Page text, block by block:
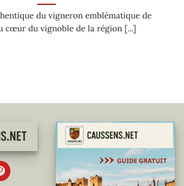
du vigneron emblématique de
cœur du vignoble de la région [...]